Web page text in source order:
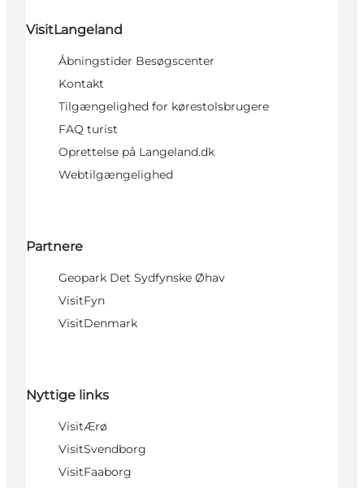
VisitLangeland
Åbningstider Besøgscenter
Kontakt
Tilgængelighed for kørestolsbrugere
FAQ turist
Oprettelse på Langeland.dk
Webtilgængelighed
Partnere
Geopark Det Sydfynske Øhav
VisitFyn
VisitDenmark
Nyttige links
VisitÆrø
VisitSvendborg
VisitFaaborg